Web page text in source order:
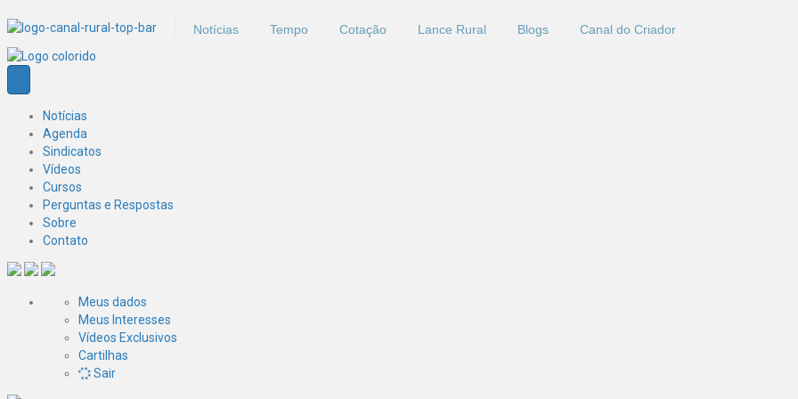
Notícias Tempo Cotação Lance Rural Blogs Canal do Criador
Notícias
Agenda
Sindicatos
Vídeos
Cursos
Perguntas e Respostas
Sobre
Contato
Meus dados
Meus Interesses
Vídeos Exclusivos
Cartilhas
Sair